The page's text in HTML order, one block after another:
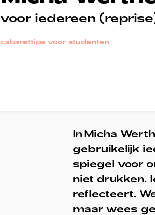
voor iedereen
cabarettips voor studenten
In Micha
gebruikelijk
spiegel voor
niet drukken.
reflecteert.
maar wees